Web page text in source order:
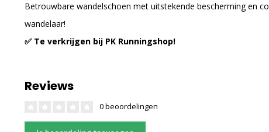
Betrouwbare wandelschoen met uitstekende bescherming en
wandelaar!
✅ Te verkrijgen bij PK Runningshop!
Reviews
0 beoordelingen